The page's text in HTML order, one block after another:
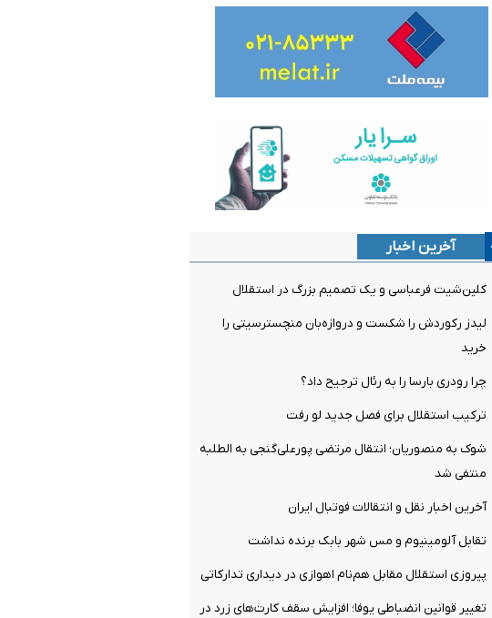
آخرین اخبار
کلین‌شیت فرعباسی و یک تصمیم بزرگ در استقلال
لیدز رکوردش را شکست و دروازه‌بان منچسترسیتی را
خرید
چرا رودری بارسا را به رئال ترجیح داد؟
ترکیب استقلال برای فصل جدید لو رفت
شوک به منصوریان؛ انتقال مرتضی پورعلی‌گنجی به الطلبه
منتفی شد
آخرین اخبار نقل و انتقالات فوتبال ایران
تقابل آلومینیوم و مس شهر بابک برنده نداشت
پیروزی استقلال مقابل هم‌نام اهوازی در دیداری تدارکاتی
تغییر قوانین انضباطی یوفا؛ افزایش سقف کارت‌های زرد در